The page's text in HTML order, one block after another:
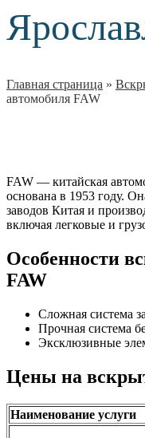
Главная страница »
автомобиля FAW
FAW — китайская
основана в 1953 году.
заводов Китая и
включая легковые и
Особенности
FAW
Сложная система
Прочная система
Эксклюзивные
Цены на
Наименование услуги